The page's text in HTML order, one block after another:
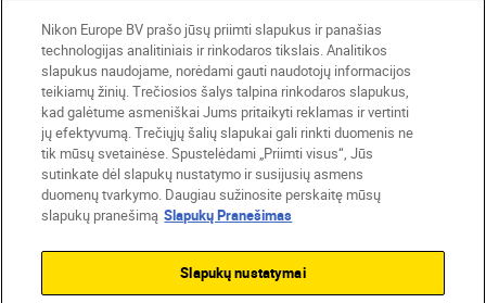
Lietuva Nikon Sites
Contact Us Privacy Notice
Terms of Use
Cookie Settings
Nikon Europe BV prašo jūsų priimti slapukus ir panašias
technologijas analitiniais ir rinkodaros tikslais. Analitikos
slapukus naudojame, norėdami gauti naudotojų informacijos
teikiamų žinių. Trečiosios šalys talpina rinkodaros slapukus,
kad galėtume asmeniškai Jums pritaikyti reklamas ir vertinti
jų efektyvumą. Trečiųjų šalių slapukai gali rinkti duomenis ne
tik mūsų svetainėse. Spustelėdami „Priimti visus“, Jūs
sutinkate dėl slapukų nustatymo ir susijusių asmens
duomenų tvarkymo. Daugiau sužinosite perskaitę mūsų
slapukų pranešimą Slapukų Pranešimas
Slapukų nustatymai